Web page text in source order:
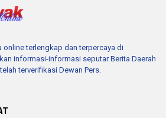
online terlengkap dan terpercaya di
informasi-informasi seputar Berita Daerah
terverifikasi Dewan Pers.